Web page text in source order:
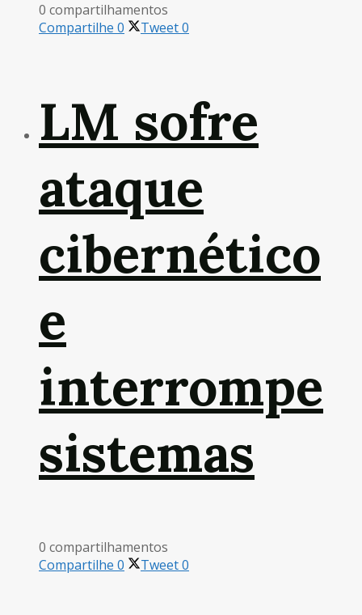
0 compartilhamentos
Compartilhe 0 Tweet0
LM sofre
ataque
cibernético
e
interrompe
sistemas
0 compartilhamentos
Compartilhe 0 Tweet0